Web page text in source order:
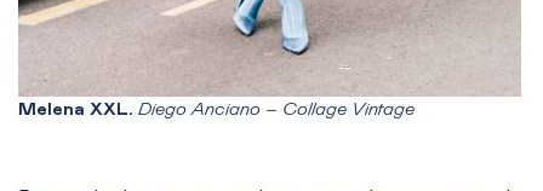
Melena XXL. Diego Anciano – Collage Vintage